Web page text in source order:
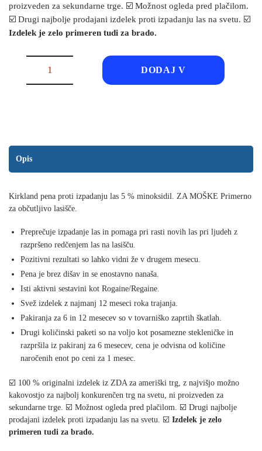
proizveden za sekundarne trge. ☑️ Možnost ogleda pred plačilom.
☑️ Drugi najbolje prodajani izdelek proti izpadanju las na svetu. ☑️
Izdelek je zelo primeren tudi za brado.
z
minoksidilom,
6x60
mesecev
količina
DODAJ V
Opis
Kirkland pena proti izpadanju las 5 % minoksidil. ZA MOŠKE Primerno
za občutljivo lasišče.
Preprečuje izpadanje las in pomaga pri rasti novih las pri ljudeh z
razpršeno redčenjem las na lasišču.
Pozitivni rezultati so lahko vidni že v drugem mesecu.
Pena je brez dišav in se enostavno nanaša.
Isti aktivni sestavini kot Rogaine/Regaine.
Svež izdelek z najmanj 12 meseci roka trajanja.
Pakiranja za 6 in 12 mesecev so v tovarniško zaprtih škatlah.
Drugi količinski paketi so na voljo kot posamezne stekleničke in
razpršila iz pakiranj za 6 mesecev, cena je odvisna od količine
naročenih enot po ceni za 1 mesec.
☑️ 100 % originalni izdelek iz ZDA za ameriški trg, z najvišjo možno
kakovostjo za najbolj konkurenčen trg na svetu, ni proizveden za
sekundarne trge. ☑️ Možnost ogleda pred plačilom. ☑️ Drugi najbolje
prodajani izdelek proti izpadanju las na svetu. ☑️ Izdelek je zelo
primeren tudi za brado.